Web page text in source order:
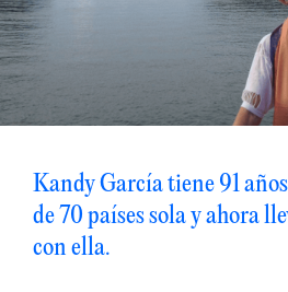
Kandy García tiene 91
de 70 países sola y ahora
con ella.